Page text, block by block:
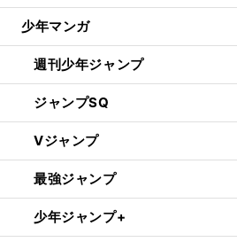
少年マンガ
週刊少年ジャンプ
ジャンプSQ
Vジャンプ
最強ジャンプ
少年ジャンプ+